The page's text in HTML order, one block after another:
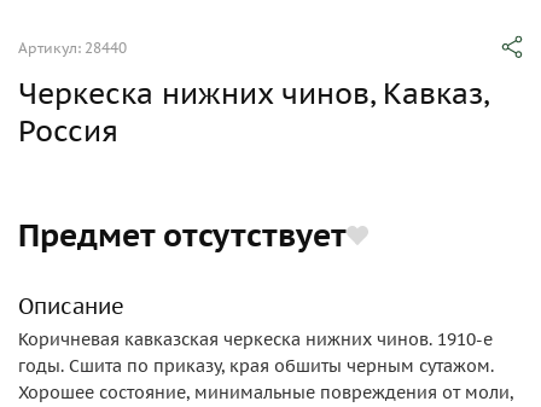
Артикул: 28440
Черкеска нижних чинов, Кавказ,
Россия
Предмет отсутствует
Описание
Коричневая кавказская черкеска нижних чинов. 1910-е
годы. Сшита по приказу, края обшиты черным сутажом.
Хорошее состояние, минимальные повреждения от моли,